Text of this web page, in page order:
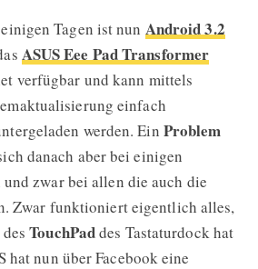
zur
Tagen ist nun Android 3.2
ASUS Eee Pad Transformer
verfügbar und kann mittels
einfach
werden. Ein Problem
danach aber bei einigen
zwar bei allen die auch die
Zwar funktioniert eigentlich alles,
desTouchPaddes Tastaturdock hat
hat nun über Facebook eine